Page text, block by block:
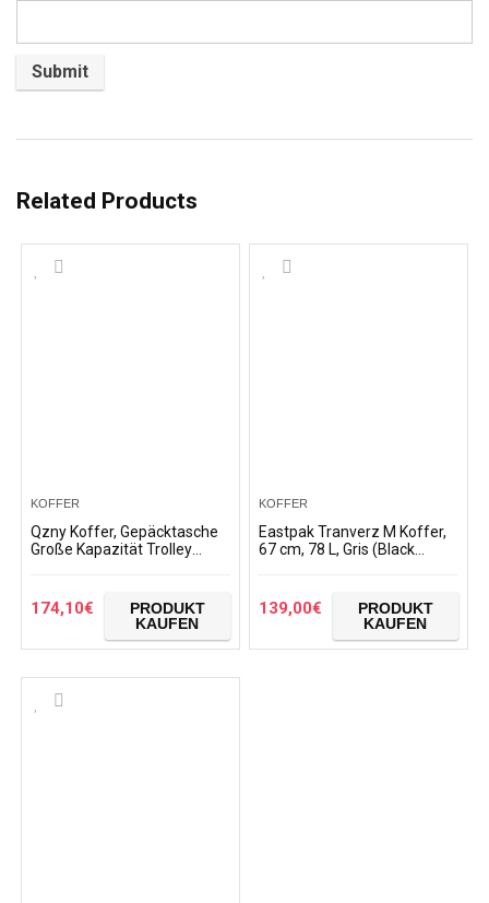
Related Products
KOFFER
Qzny Koffer, Gepäcktasche
Große Kapazität Trolley
Männer Ultraleichte Urlaub…
174,10€
PRODUKT
KAUFEN
KOFFER
Eastpak Tranverz M Koffer,
67 cm, 78 L, Gris (Black
139,00€
PRODUKT
KAUFEN